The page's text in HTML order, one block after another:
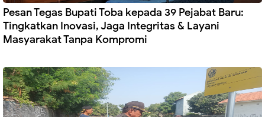
Pesan Tegas Bupati Toba kepada 39 Pejabat Baru:
Tingkatkan Inovasi, Jaga Integritas & Layani
Masyarakat Tanpa Kompromi